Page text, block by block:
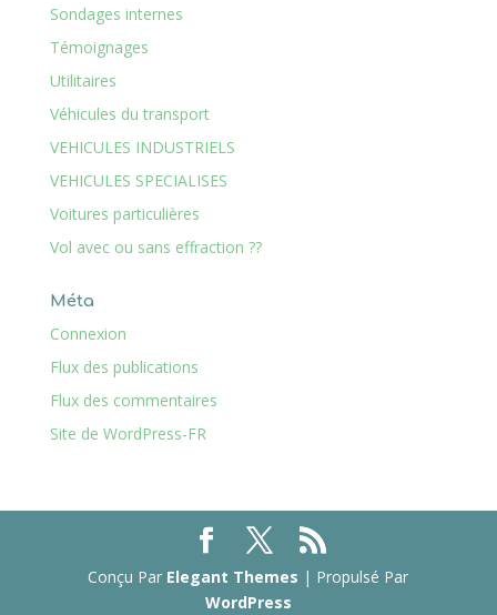
Sondages internes
Témoignages
Utilitaires
Véhicules du transport
VEHICULES INDUSTRIELS
VEHICULES SPECIALISES
Voitures particulières
Vol avec ou sans effraction ??
Méta
Connexion
Flux des publications
Flux des commentaires
Site de WordPress-FR
Conçu Par Elegant Themes | Propulsé Par
WordPress